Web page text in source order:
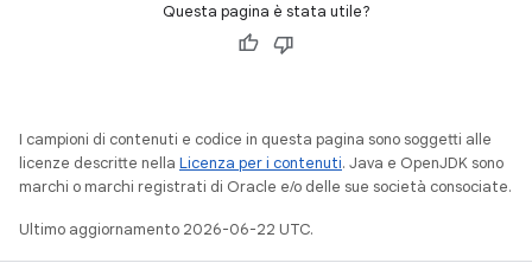
Questa pagina è stata utile?
I campioni di contenuti e codice in questa pagina sono soggetti alle
licenze descritte nella Licenza per i contenuti. Java e OpenJDK sono
marchi o marchi registrati di Oracle e/o delle sue società consociate.
Ultimo aggiornamento 2026-06-22 UTC.